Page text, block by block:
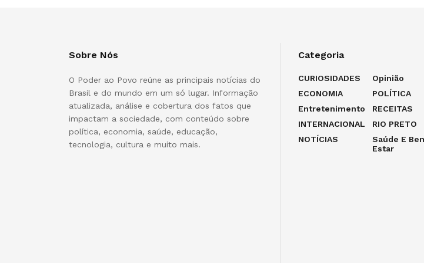
Sobre Nós
O Poder ao Povo reúne as principais notícias do
Brasil e do mundo em um só lugar. Informação
atualizada, análise e cobertura dos fatos que
impactam a sociedade, com conteúdo sobre
política, economia, saúde, educação,
tecnologia, cultura e muito mais.
Categoria
CURIOSIDADES
ECONOMIA
Entretenimento
INTERNACIONAL
NOTÍCIAS
Opinião
POLÍTICA
RECEITAS
RIO PRETO
Saúde E
Estar